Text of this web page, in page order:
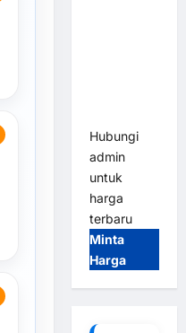
Hubungi
admin
untuk
harga
terbaru
Minta
Harga